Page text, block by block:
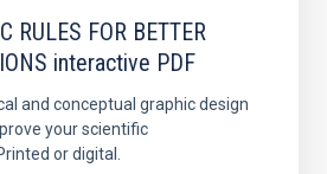
RULES FOR BETTER
interactive PDF
and conceptual graphic design
your scientific
or digital.